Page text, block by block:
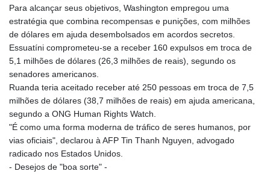
MOP 9.328972
MRU 46.285429
MUR 54.242586
MVR 17.815708
MWK 2001.953827
MYR 4.714415
MZN 73.639049
NAD 18.831591
NGN 1572.438973
NIO 42.484154
Para alcançar seus objetivos, Washington empregou uma
estratégia que combina recompensas e punições, com milhões
de dólares em ajuda desembolsados em acordos secretos.
Essuatíni comprometeu-se a receber 160 expulsos em troca de
5,1 milhões de dólares (26,3 milhões de reais), segundo os
senadores americanos.
Ruanda teria aceitado receber até 250 pessoas em troca de 7,5
milhões de dólares (38,7 milhões de reais) em ajuda americana,
segundo a ONG Human Rights Watch.
"É como uma forma moderna de tráfico de seres humanos, por
vias oficiais", declarou à AFP Tin Thanh Nguyen, advogado
radicado nos Estados Unidos.
- Desejos de "boa sorte" -